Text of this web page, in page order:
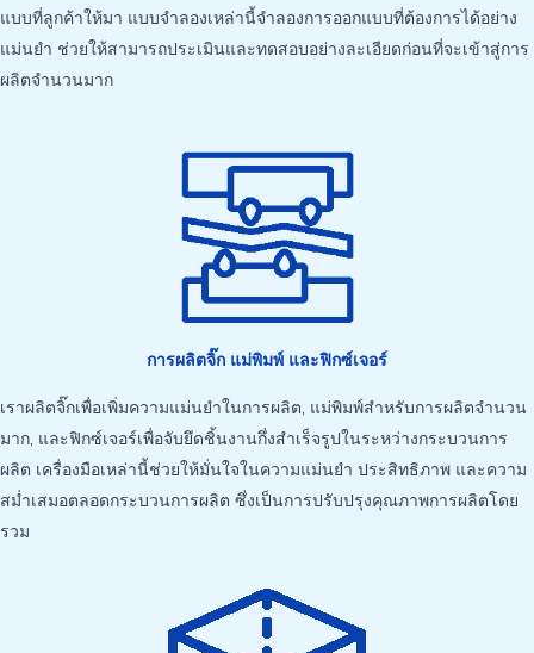
แบบที่ลูกค้าให้มา แบบจำลองเหล่านี้จำลองการออกแบบที่ต้องการได้อย่าง
แม่นยำ ช่วยให้สามารถประเมินและทดสอบอย่างละเอียดก่อนที่จะเข้าสู่การ
ผลิตจำนวนมาก
การผลิตจิ๊ก แม่พิมพ์ และฟิกซ์เจอร์
เราผลิตจิ๊กเพื่อเพิ่มความแม่นยำในการผลิต, แม่พิมพ์สำหรับการผลิตจำนวน
มาก, และฟิกซ์เจอร์เพื่อจับยึดชิ้นงานกึ่งสำเร็จรูปในระหว่างกระบวนการ
ผลิต เครื่องมือเหล่านี้ช่วยให้มั่นใจในความแม่นยำ ประสิทธิภาพ และความ
สม่ำเสมอตลอดกระบวนการผลิต ซึ่งเป็นการปรับปรุงคุณภาพการผลิตโดย
รวม